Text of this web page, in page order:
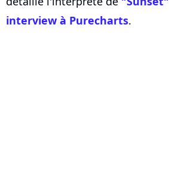
interview à Purecharts.